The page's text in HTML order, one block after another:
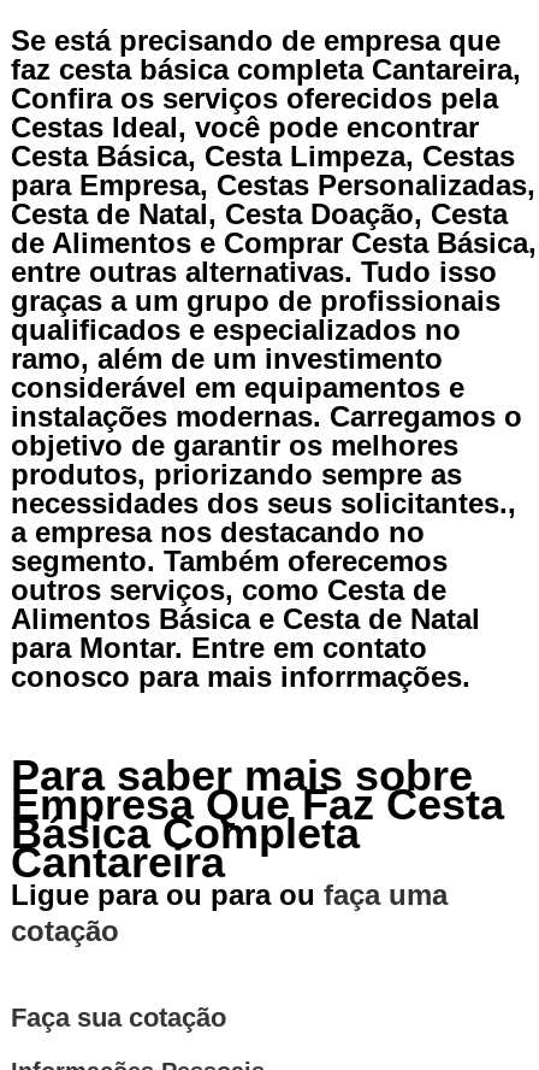
Se está precisando de empresa que
faz cesta básica completa Cantareira,
Confira os serviços oferecidos pela
Cestas Ideal, você pode encontrar
Cesta Básica, Cesta Limpeza, Cestas
para Empresa, Cestas Personalizadas,
Cesta de Natal, Cesta Doação, Cesta
de Alimentos e Comprar Cesta Básica,
entre outras alternativas. Tudo isso
graças a um grupo de profissionais
qualificados e especializados no
ramo, além de um investimento
considerável em equipamentos e
instalações modernas. Carregamos o
objetivo de garantir os melhores
produtos, priorizando sempre as
necessidades dos seus solicitantes.,
a empresa nos destacando no
segmento. Também oferecemos
outros serviços, como Cesta de
Alimentos Básica e Cesta de Natal
para Montar. Entre em contato
conosco para mais inforrmações.
Para saber mais sobre
Empresa Que Faz Cesta
Básica Completa
Cantareira
Ligue para ou para ou faça uma
cotação
Faça sua cotação